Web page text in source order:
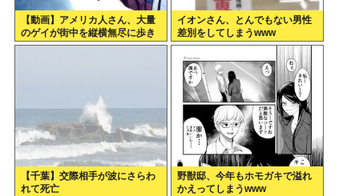
【動画】アメリカ人さん、大量
のゲイが街中を縦横無尽に歩き
回る
イオンさん、とんでもない男性
差別をしてしまうwww
【千葉】交際相手が波にさらわ
れて死亡
野獣邸、今年もホモガキで溢れ
かえってしまうwww